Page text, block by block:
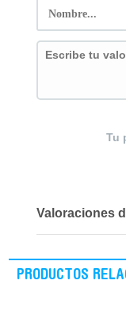
Valoraciones
Tu
PRODUCTOS